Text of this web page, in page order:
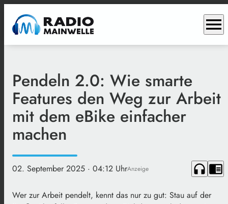
menu
Pendeln 2.0: Wie smarte
Features den Weg zur Arbeit
mit dem eBike einfacher
machen
02. September 2025 · 04:12 UhrAnzeige headphones chrome_reader_mode
Wer zur Arbeit pendelt, kennt das nur zu gut: Stau auf der